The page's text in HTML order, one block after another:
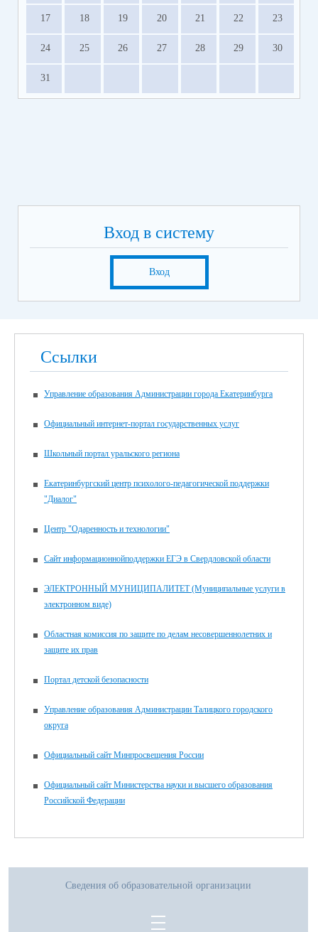
17 18 19 20 21 22 23
24 25 26 27 28 29 30
31
Вход в систему
Вход
Ссылки
Управление образования Администрации города Екатеринбурга
Официальный интернет-портал государственных услуг
Школьный портал уральского региона
Екатеринбургский центр психолого-педагогической поддержки
"Диалог"
Центр "Одаренность и технологии"
Сайт информационнойподдержки ЕГЭ в Свердловской области
ЭЛЕКТРОННЫЙ МУНИЦИПАЛИТЕТ (Муниципальные услуги в
электронном виде)
Областная комиссия по защите по делам несовершеннолетних и
защите их прав
Портал детской безопасности
Управление образования Администрации Талицкого городского
округа
Официальный сайт Минпросвещения России
Официальный сайт Министерства науки и высшего образования
Российской Федерации
Сведения об образовательной организации